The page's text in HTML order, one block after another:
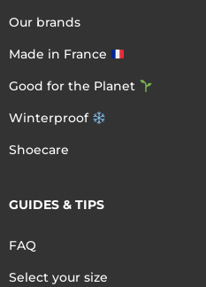
Our brands
Made in France
Good for the Planet
Winterproof
Shoecare
GUIDES & TIPS
FAQ
Select your size